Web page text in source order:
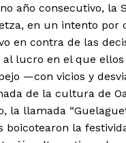
año consecutivo, la
en un intento por
en contra de las
al lucro en el que
—con vicios y
de la cultura de
la llamada
boicotearon la